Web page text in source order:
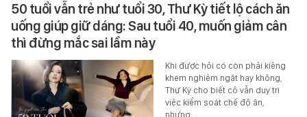
50 tuổi vẫn trẻ như tuổi 30, Thư Kỳ tiết lộ cách ăn
uống giúp giữ dáng: Sau tuổi 40, muốn giảm cân
thì đừng mắc sai lầm này
Khi được hỏi có còn phải kiêng
khem nghiêm ngặt hay không,
Thư Kỳ cho biết cô vẫn duy trì
việc kiểm soát chế độ ăn,
nhưng…